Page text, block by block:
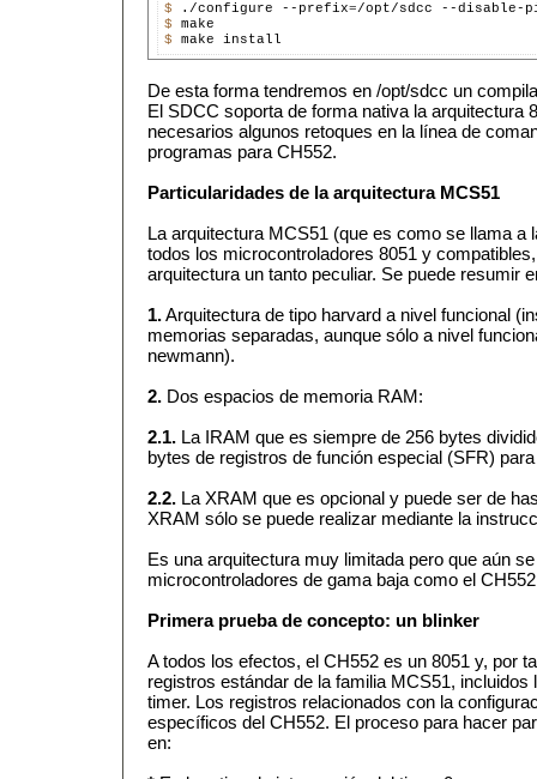
$ ./configure --prefix=
$
$
De esta forma tendremos en /opt/sdcc un
El SDCC soporta de forma nativa la arquitectura
necesarios algunos retoques en la línea de
programas para CH552.
Particularidades de la arquitectura MCS51
La arquitectura MCS51 (que es como se llama a
todos los microcontroladores 8051 y
arquitectura un tanto peculiar. Se puede resumir
1.Arquitectura de tipo harvard a nivel funcional
memorias separadas, aunque sólo a nivel
newmann).
2. Dos espacios de memoria RAM:
2.1. La IRAM que es siempre de 256 bytes
bytes de registros de función especial (SFR)
2.2. La XRAM que es opcional y puede ser de
XRAM sólo se puede realizar mediante la
Es una arquitectura muy limitada pero que aún
microcontroladores de gama baja como el
Primera prueba de concepto: un blinker
A todos los efectos, el CH552 es un 8051 y, por
registros estándar de la familia MCS51,
timer. Los registros relacionados con la
específicos del CH552. El proceso para hacer
en: